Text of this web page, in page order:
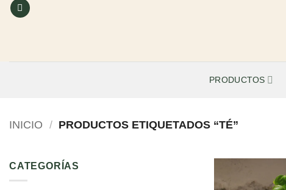
PRODUCTOS
INICIO / PRODUCTOS ETIQUETADOS “TÉ”
CATEGORÍAS